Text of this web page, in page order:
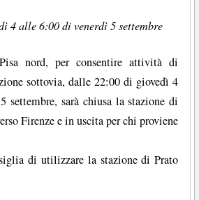
4 alle 6:00 di venerdì 5 settembre
nord, per consentire attività di
sottovia, dalle 22:00 di giovedì 4
settembre, sarà chiusa la stazione di
Firenze e in uscita per chi proviene
di utilizzare la stazione di Prato